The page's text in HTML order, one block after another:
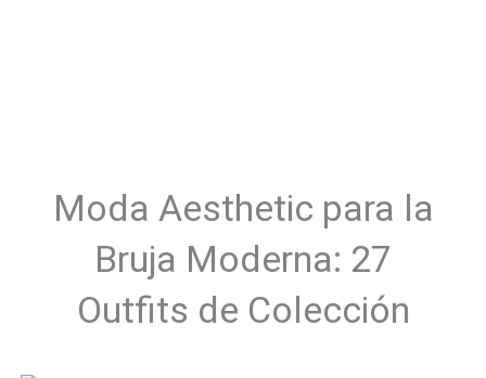
Moda Aesthetic para la
Bruja Moderna: 27
Outfits de Colección